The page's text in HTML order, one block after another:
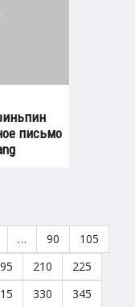
письмо
… 90
105
210
225
330
345